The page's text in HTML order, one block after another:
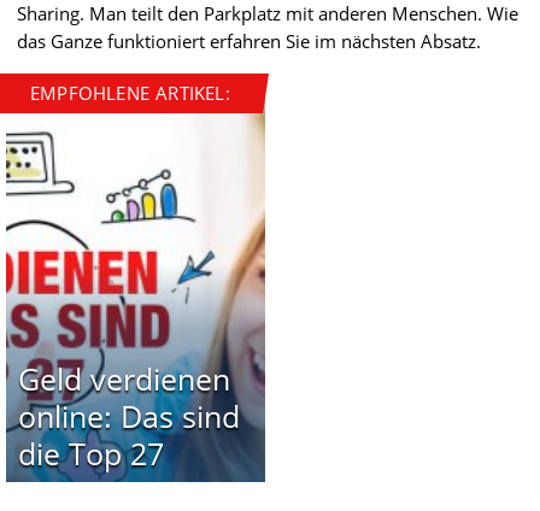
Sharing. Man teilt den Parkplatz mit anderen Menschen. Wie
das Ganze funktioniert erfahren Sie im nächsten Absatz.
EMPFOHLENE ARTIKEL:
Geld verdienen
online: Das sind
die Top 27